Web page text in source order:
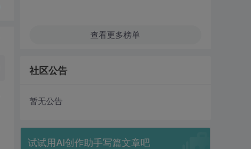
查看更多榜单
社区公告
暂无公告
试试用AI创作助手写篇文章吧